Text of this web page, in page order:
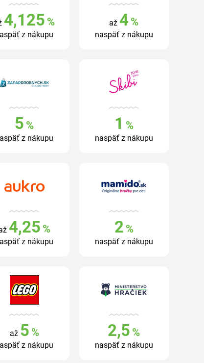
4,125 %
z nákupu
až 4 %
naspäť z nákupu
5 %
z nákupu
1 %
naspäť z nákupu
4,25 %
z nákupu
2 %
naspäť z nákupu
až 5 %
z nákupu
2,5 %
naspäť z nákupu